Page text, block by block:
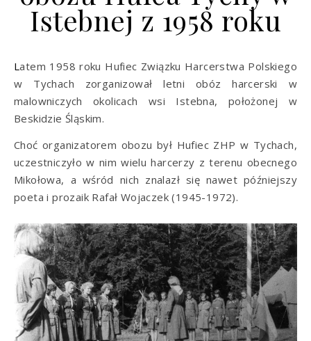
Istebnej z 1958 roku
Latem 1958 roku Hufiec Związku Harcerstwa Polskiego
w Tychach zorganizował letni obóz harcerski w
malowniczych okolicach wsi Istebna, położonej w
Beskidzie Śląskim.
Choć organizatorem obozu był Hufiec ZHP w Tychach,
uczestniczyło w nim wielu harcerzy z terenu obecnego
Mikołowa, a wśród nich znalazł się nawet późniejszy
poeta i prozaik Rafał Wojaczek (1945-1972).